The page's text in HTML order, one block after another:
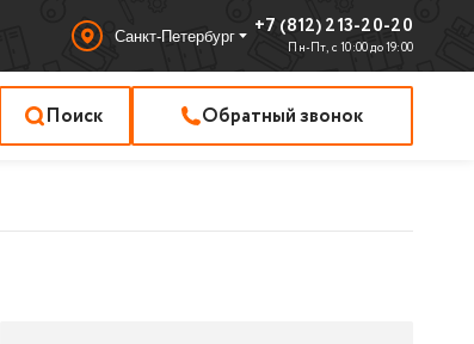
Санкт-Петербург +7 (812) 213-20-20
Пн-Пт, с 10:00 до 19:00
Поиск Обратный звонок